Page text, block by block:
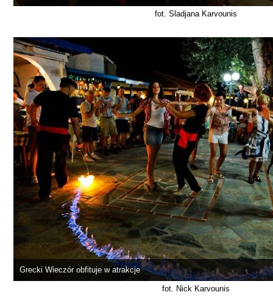
fot. Sladjana Karvounis
Grecki Wieczór obfituje w atrakcje
fot. Nick Karvounis